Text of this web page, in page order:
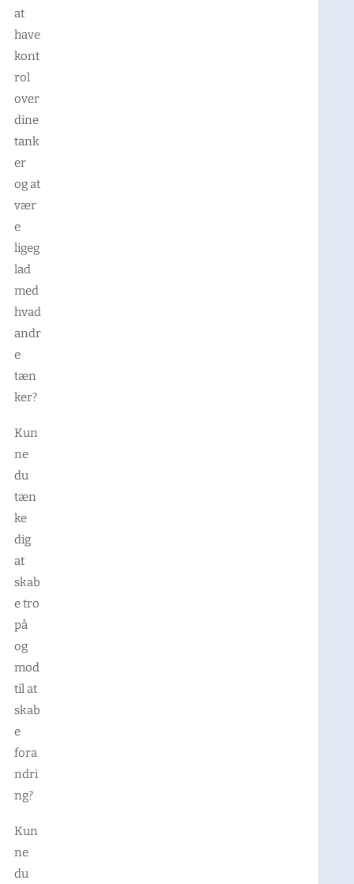
at
have
kont
rol
over
dine
tank
er
og at
vær
e
ligeg
lad
med
hvad
andr
e
tæn
ker?
Kun
ne
du
tæn
ke
dig
at
skab
e tro
på
og
mod
til at
skab
e
fora
ndri
ng?
Kun
ne
du